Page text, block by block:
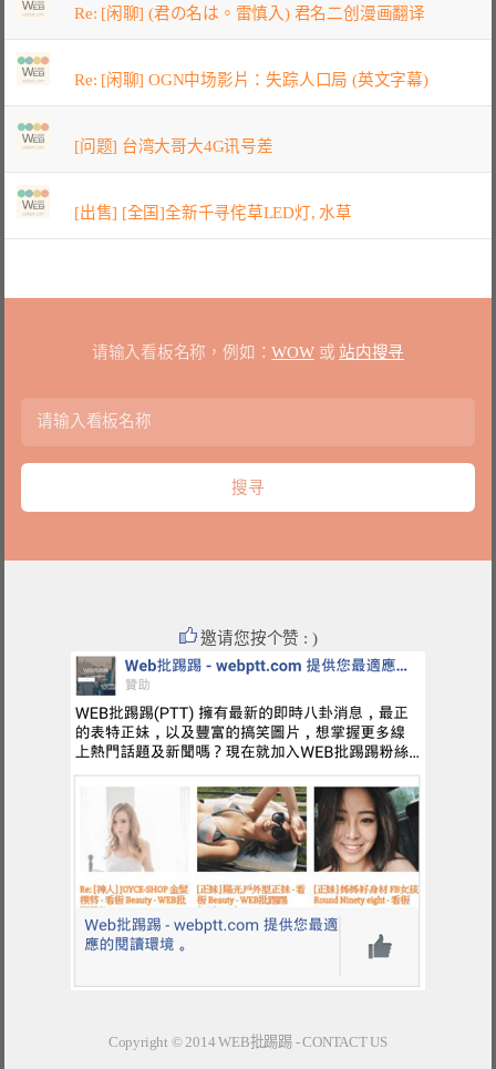
Re: [闲聊] (君の名は。雷慎入) 君名二创漫画翻译
Re: [闲聊] OGN中场影片：失踪人口局 (英文字幕)
[问题] 台湾大哥大4G讯号差
[出售] [全国]全新千寻侘草LED灯, 水草
请输入看板名称，例如：WOW或 站内搜寻
邀请您按个赞 : )
Copyright © 2014WEB批踢踢-CONTACT US